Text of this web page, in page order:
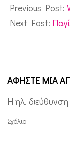
ς
l
v
e
e
06-
16
Previous Post:
Next Post:
ΑΦΉΣΤΕ ΜΙΑ
Η ηλ.
Σχόλιο